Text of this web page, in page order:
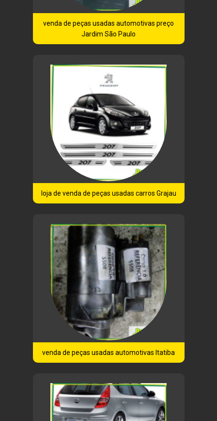
venda de peças usadas automotivas preço
Jardim São Paulo
loja de venda de peças usadas carros Grajau
venda de peças usadas automotivas Itatiba